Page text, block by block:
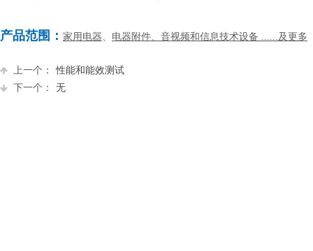
产品范围： 家用电器、 电器附件、 音视频和信息技术设备 ......及更多
上一个：
性能和能效测试
下一个：
无